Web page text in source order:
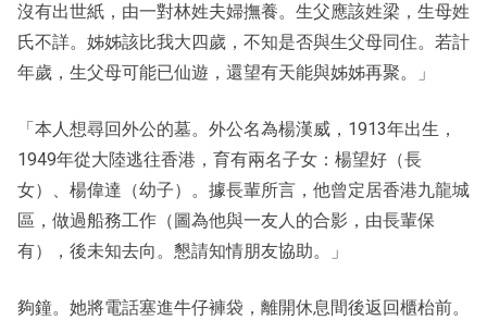
沒有出世紙，由一對林姓夫婦撫養。生父應該姓梁，生母姓
氏不詳。姊姊該比我大四歲，不知是否與生父母同住。若計
年歲，生父母可能已仙遊，還望有天能與姊姊再聚。」
「本人想尋回外公的墓。外公名為楊漢威，1913年出生，
1949年從大陸逃往香港，育有兩名子女：楊望好（長
女）、楊偉達（幼子）。據長輩所言，他曾定居香港九龍城
區，做過船務工作（圖為他與一友人的合影，由長輩保
有），後未知去向。懇請知情朋友協助。」
夠鐘。她將電話塞進牛仔褲袋，離開休息間後返回櫃枱前。